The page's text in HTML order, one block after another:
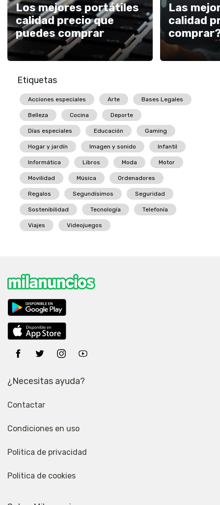
Los mejores portátiles
calidad precio que
puedes comprar
Las
calidad
Etiquetas
Acciones especiales Arte Bases Legales
Belleza Cocina Deporte
Días especiales Educación Gaming
Hogar y jardín Imagen y sonido Infantil
Informática Libros Moda Motor
Movilidad Música Ordenadores
Regalos Segundísimos Seguridad
Sostenibilidad Tecnología Telefonía
Viajes Videojuegos
¿Necesitas ayuda?
Contactar
Condiciones en uso
Politica de privacidad
Politica de cookies